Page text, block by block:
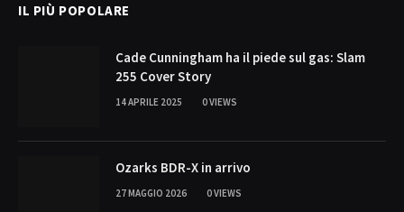
IL PIÙ POPOLARE
Cade Cunningham ha il piede sul gas: Slam
255 Cover Story
14 APRILE 2025 0VIEWS
Ozarks BDR-X in arrivo
27 MAGGIO 2026 0VIEWS